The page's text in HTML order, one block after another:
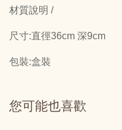
材質說明 /
尺寸:直徑36cm 深9cm
包裝:盒裝
您可能也喜歡